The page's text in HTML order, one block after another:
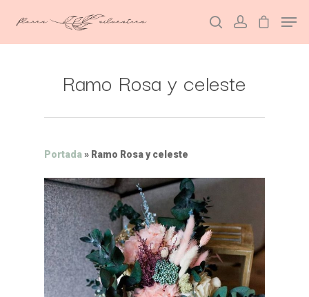
Hit enter to search or ESC to close
Ramo Rosa y celeste
Portada» Ramo Rosa y celeste